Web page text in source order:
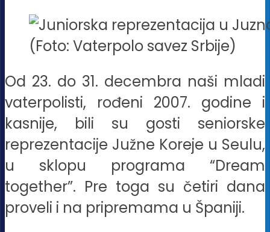
(Foto: Vaterpolo savez Srbije)
Od 23. do 31. decembra naši mladi
vaterpolisti, rođeni 2007. godine i
kasnije, bili su gosti seniorske
reprezentacije Južne Koreje u Seulu,
u sklopu programa “Dream
together”. Pre toga su četiri dana
proveli i na pripremama u Španiji.